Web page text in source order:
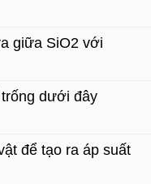
giữa SiO2 với
dưới đây
để tạo ra áp suất